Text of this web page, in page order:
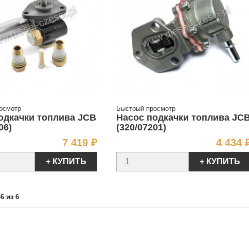
топлива JCB
7 419 ₽Цена
+ КУПИТЬ
Быстрый просмотр
Насос подкачки топлива
(320/07201)
4 434
+ КУПИТЬ
из 6